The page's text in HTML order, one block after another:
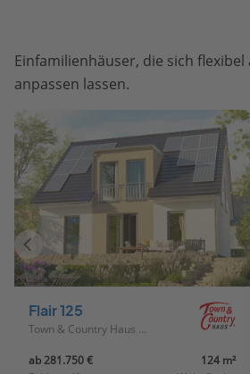
Einfamilienhäuser, die sich
anpassen lassen.
Flair 125
Town & Country Haus Deutschland
ab 281.750 €
124 m²
Vorheriges
Haus